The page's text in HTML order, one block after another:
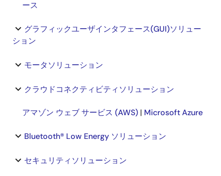
ース
keyboard_arrow_down グラフィックユーザインタフェース(GUI)ソリュー
ション
keyboard_arrow_down モータソリューション
keyboard_arrow_down クラウドコネクティビティソリューション
アマゾン ウェブ サービス (AWS) | Microsoft Azure
keyboard_arrow_down Bluetooth® Low Energy ソリューション
keyboard_arrow_down セキュリティソリューション